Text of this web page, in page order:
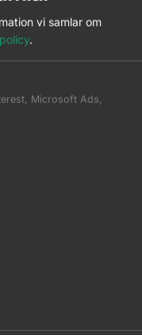
vi samlar om
.
Microsoft Ads,